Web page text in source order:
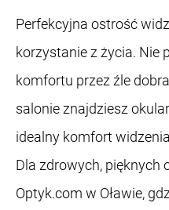
Perfekcyjna ostrość
korzystanie z życia. Nie
komfortu przez źle
salonie znajdziesz
idealny komfort
Dla zdrowych, pięknych
Optyk.com w Oławie,